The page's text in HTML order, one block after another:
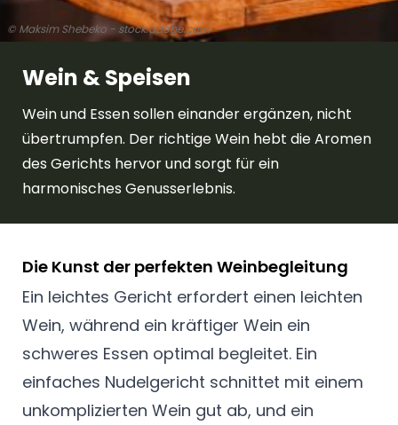
© Maksim Shebeko - stock.adobe.com
Wein & Speisen
Wein und Essen sollen einander ergänzen, nicht
übertrumpfen. Der richtige Wein hebt die Aromen
des Gerichts hervor und sorgt für ein
harmonisches Genusserlebnis.
Die Kunst der perfekten Weinbegleitung
Ein leichtes Gericht erfordert einen leichten
Wein, während ein kräftiger Wein ein
schweres Essen optimal begleitet. Ein
einfaches Nudelgericht schnittet mit einem
unkomplizierten Wein gut ab, und ein